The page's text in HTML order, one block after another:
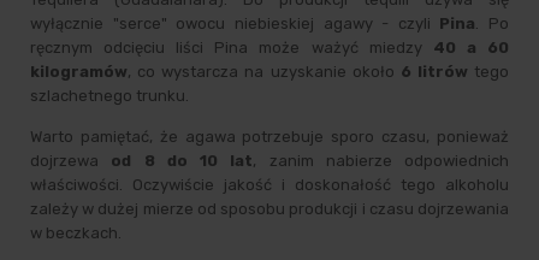
wyłącznie "serce" owocu niebieskiej agawy - czyli Pina . Po
ręcznym odcięciu liści Pina może ważyć miedzy 40 a 60
kilogramów, co wystarcza na uzyskanie około 6 litrów tego
szlachetnego trunku.
Warto pamiętać, że agawa potrzebuje sporo czasu, ponieważ
dojrzewa od 8 do 10 lat, zanim nabierze odpowiednich
właściwości. Oczywiście jakość i doskonałość tego alkoholu
zależy w dużej mierze od sposobu produkcji i czasu dojrzewania
w beczkach.